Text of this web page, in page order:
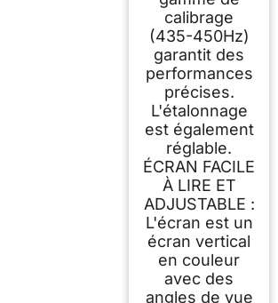
calibrage
(435-450Hz)
garantit des
performances
précises.
L'étalonnage
est également
réglable.
ÉCRAN FACILE
À LIRE ET
ADJUSTABLE :
L'écran est un
écran vertical
en couleur
avec des
angles de vue